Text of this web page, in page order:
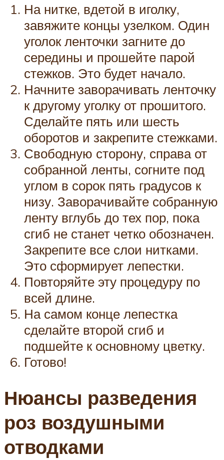
На нитке, вдетой в иголку,
завяжите концы узелком. Один
уголок ленточки загните до
середины и прошейте парой
стежков. Это будет начало.
Начните заворачивать ленточку
к другому уголку от прошитого.
Сделайте пять или шесть
оборотов и закрепите стежками.
Свободную сторону, справа от
собранной ленты, согните под
углом в сорок пять градусов к
низу. Заворачивайте собранную
ленту вглубь до тех пор, пока
сгиб не станет четко обозначен.
Закрепите все слои нитками.
Это сформирует лепестки.
Повторяйте эту процедуру по
всей длине.
На самом конце лепестка
сделайте второй сгиб и
подшейте к основному цветку.
Готово!
Нюансы разведения
роз воздушными
отводками